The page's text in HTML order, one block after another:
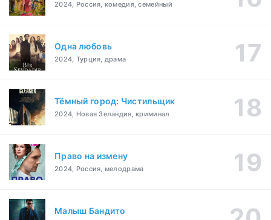
2024, Россия, комедия, семейный
Одна любовь
2024, Турция, драма
Тёмный город: Чистильщик
2024, Новая Зеландия, криминал
Право на измену
2024, Россия, мелодрама
Малыш Бандито